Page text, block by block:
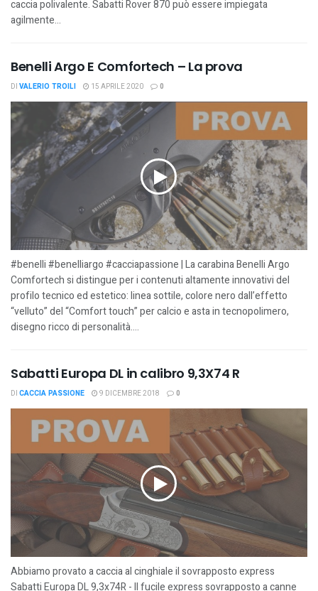
caccia polivalente. Sabatti Rover 870 può essere impiegata
agilmente...
Benelli Argo E Comfortech – La prova
DI VALERIO TROILI 15 APRILE 2020 0
#benelli #benelliargo #cacciapassione | La carabina Benelli Argo
Comfortech si distingue per i contenuti altamente innovativi del
profilo tecnico ed estetico: linea sottile, colore nero dall’effetto
“velluto” del “Comfort touch” per calcio e asta in tecnopolimero,
disegno ricco di personalità....
Sabatti Europa DL in calibro 9,3X74 R
DI CACCIA PASSIONE 9 DICEMBRE 2018 0
Abbiamo provato a caccia al cinghiale il sovrapposto express
Sabatti Europa DL 9,3x74R - Il fucile express sovrapposto a canne